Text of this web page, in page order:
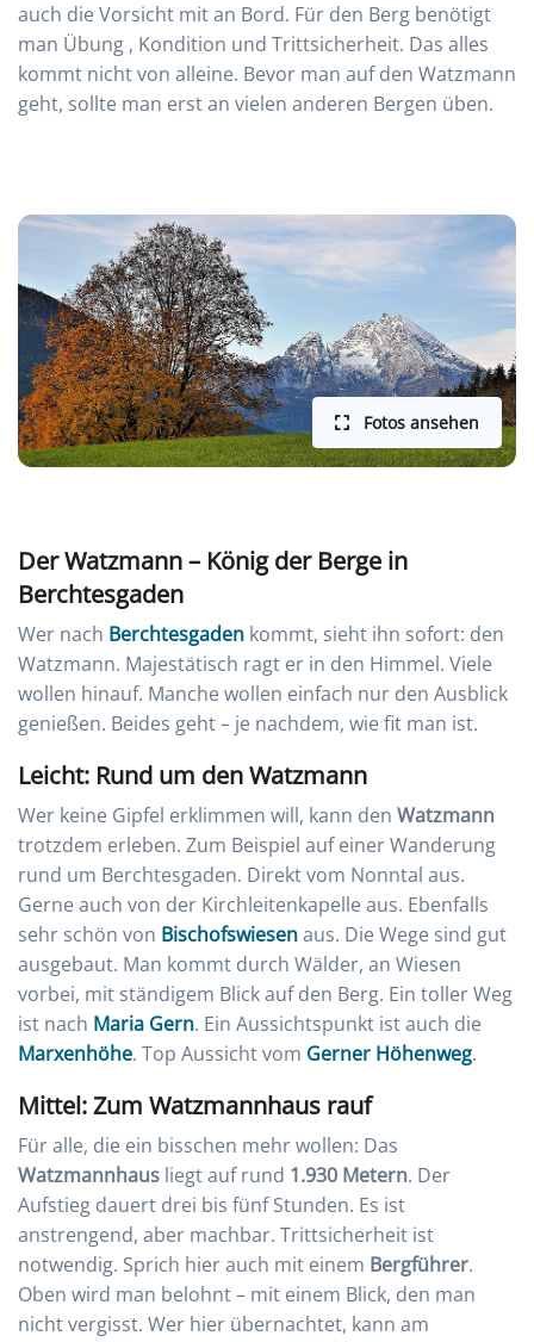
auch die Vorsicht mit an Bord. Für den Berg benötigt
man Übung , Kondition und Trittsicherheit. Das alles
kommt nicht von alleine. Bevor man auf den Watzmann
geht, sollte man erst an vielen anderen Bergen üben.
Fotos ansehen
Der Watzmann – König der Berge in
Berchtesgaden
Wer nach Berchtesgaden kommt, sieht ihn sofort: den
Watzmann. Majestätisch ragt er in den Himmel. Viele
wollen hinauf. Manche wollen einfach nur den Ausblick
genießen. Beides geht – je nachdem, wie fit man ist.
Leicht: Rund um den Watzmann
Wer keine Gipfel erklimmen will, kann den Watzmann
trotzdem erleben. Zum Beispiel auf einer Wanderung
rund um Berchtesgaden. Direkt vom Nonntal aus.
Gerne auch von der Kirchleitenkapelle aus. Ebenfalls
sehr schön von Bischofswiesenaus. Die Wege sind gut
ausgebaut. Man kommt durch Wälder, an Wiesen
vorbei, mit ständigem Blick auf den Berg. Ein toller Weg
ist nach Maria Gern. Ein Aussichtspunkt ist auch die
Marxenhöhe. Top Aussicht vom Gerner Höhenweg.
Mittel: Zum Watzmannhaus rauf
Für alle, die ein bisschen mehr wollen: Das
Watzmannhaus liegt auf rund 1.930 Metern. Der
Aufstieg dauert drei bis fünf Stunden. Es ist
anstrengend, aber machbar. Trittsicherheit ist
notwendig. Sprich hier auch mit einem Bergführer.
Oben wird man belohnt – mit einem Blick, den man
nicht vergisst. Wer hier übernachtet, kann am